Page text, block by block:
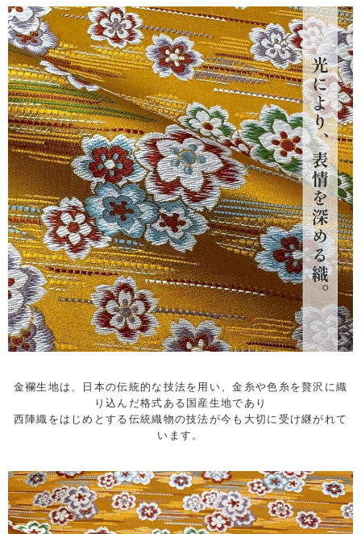
金襴生地は、日本の伝統的な技法を用い、金糸や色糸を贅沢に織
り込んだ格式ある国産生地であり
西陣織をはじめとする伝統織物の技法が今も大切に受け継がれて
います。